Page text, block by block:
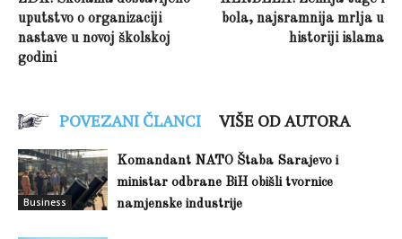
uputstvo o organizaciji
nastave u novoj školskoj
godini
bola, najsramnija mrlja u
historiji islama
POVEZANI ČLANCI VIŠE OD AUTORA
Business
Komandant NATO Štaba Sarajevo i
ministar odbrane BiH obišli tvornice
namjenske industrije